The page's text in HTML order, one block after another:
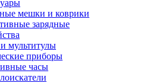
мешки и коврики
зарядные
мультитулы
приборы
часы